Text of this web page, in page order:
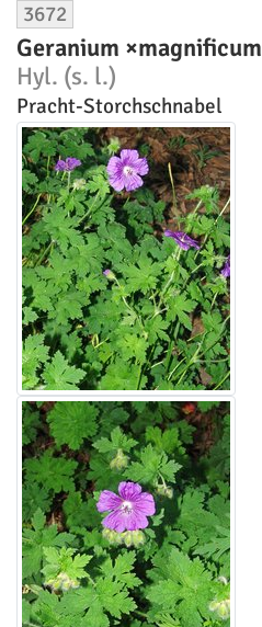
3672
Geranium ×magnificum
Hyl. (s. l.)
Pracht-Storchschnabel